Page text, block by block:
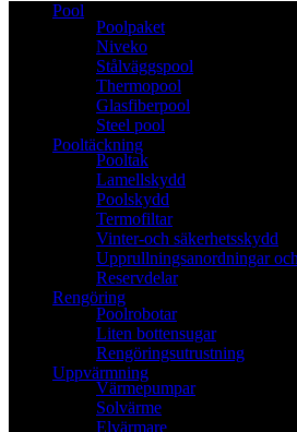
Pool
Poolpaket
Niveko
Stålväggspool
Thermopool
Glasfiberpool
Steel pool
Pooltäckning
Pooltak
Lamellskydd
Poolskydd
Termofiltar
Vinter-och säkerhetsskydd
Upprullningsanordningar
Reservdelar
Rengöring
Poolrobotar
Liten bottensugar
Rengöringsutrustning
Uppvärmning
Värmepumpar
Solvärme
Elvärmare